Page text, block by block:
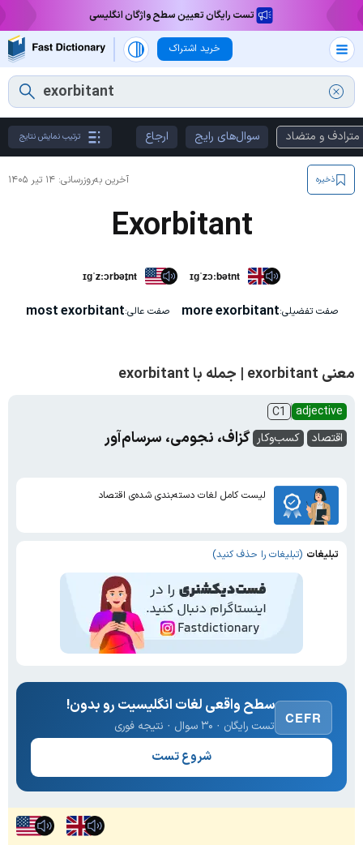
تست رایگان تعیین سطح واژگان انگلیسی
خرید اشتراک
مترادف و متضاد سوال‌های رایج ارجاع ترتیب نمایش نتایج
آخرین به‌روزرسانی: ۱۴ تیر ۱۴۰۵ ذخیره
Exorbitant
ɪɡˈzːɔrbət̬nt ɪɡˈzɔːbətnt
صفت تفضیلی:more exorbitant صفت عالی:most exorbitant
معنی exorbitant | جمله با exorbitant
adjective
C1
اقتصاد
کسب‌وکار گزاف، نجومی، سرسام‌آور
لیست کامل لغات دسته‌بندی شده‌ی اقتصاد
تبلیغات (تبلیغات را حذف کنید)
CEFR
سطح واقعی لغات انگلیسیت رو بدون!
تست رایگان · ۳۰ سوال · نتیجه فوری
شروع تست